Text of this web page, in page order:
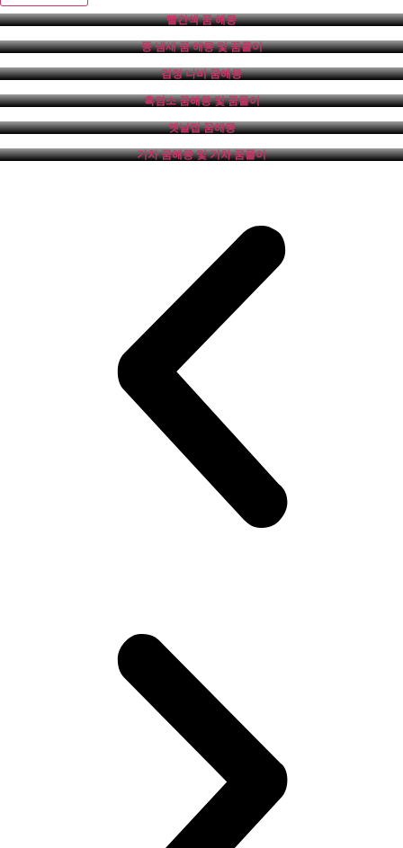
빨간색 꿈 해몽
똥 냄새 꿈 해몽 및 꿈풀이
검정 나비 꿈해몽
흑염소 꿈해몽 및 꿈풀이
옛날집 꿈해몽
기차 꿈해몽 및 기차 꿈풀이